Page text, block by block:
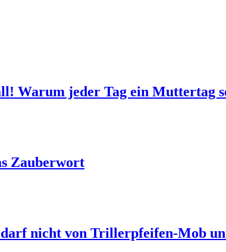
Warum jeder Tag ein Muttertag
Zauberwort
nicht von Trillerpfeifen-Mob